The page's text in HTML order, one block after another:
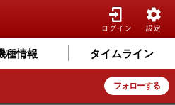
ログイン 設定
種情報 タイムライン
フォローする